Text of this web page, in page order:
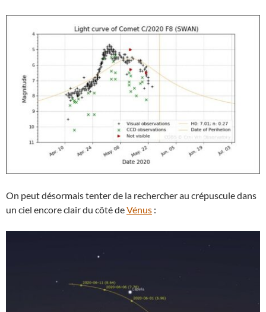
On peut désormais tenter de la rechercher au crépuscule dans
un ciel encore clair du côté deVénus :